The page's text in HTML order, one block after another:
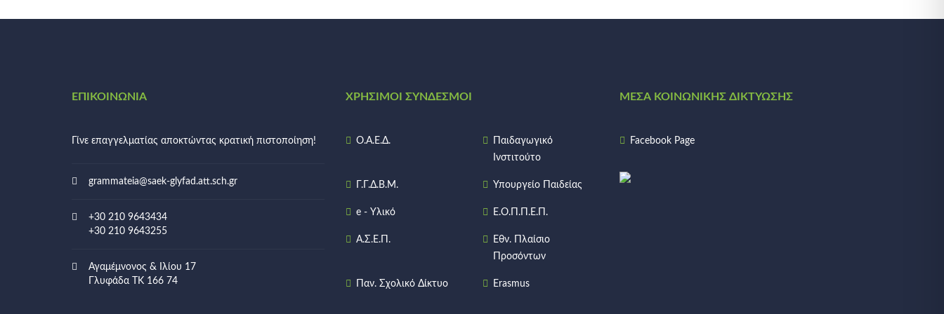
ΕΠΙΚΟΙΝΩΝΊΑ
Γίνε επαγγελματίας αποκτώντας κρατική πιστοποίηση!
grammateia@saek-glyfad.att.sch.gr
+30 210 9643434
+30 210 9643255
Αγαμέμνονος & Ιλίου 17
Γλυφάδα ΤΚ 166 74
ΧΡΉΣΙΜΟΙ ΣΎΝΔΕΣΜΟΙ
Ο.Α.Ε.Δ.
Παιδαγωγικό
Ινστιτούτο
Γ.Γ.Δ.Β.Μ. Υπουργείο Παιδείας
e - Υλικό Ε.Ο.Π.Π.Ε.Π.
Α.Σ.Ε.Π.
Εθν. Πλαίσιο
Προσόντων
Παν. Σχολικό Δίκτυο Erasmus
ΜΈΣΑ ΚΟΙΝΩΝΙΚΉΣ ΔΙΚΤΎΩΣΗΣ
Facebook Page